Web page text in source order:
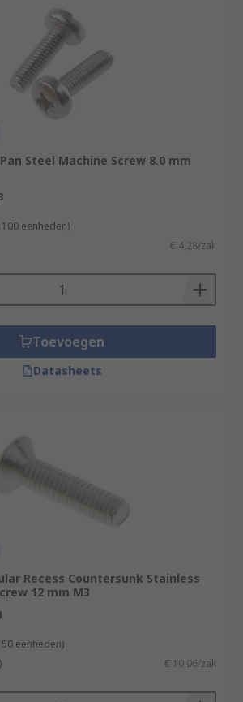
Pan Steel Machine Screw 8.0 mm
eenheden)
€ 4,28/zak
Toevoegen
Datasheets
Recess Countersunk Stainless
12 mm M3
eenheden)
€ 10,06/zak